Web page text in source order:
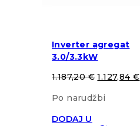
Inverter agregat
3.0/3.3kW
1.187,20€ 1.127,84€
Po narudžbi
DODAJ U